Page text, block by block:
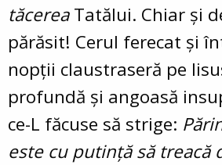
tăcereaTatălui. Chiar şi
părăsit! Cerul ferecat şi
nopţii claustraseră pe
profundă şi angoasă
ce-L făcuse să strige:
este cu putinţă să treacă